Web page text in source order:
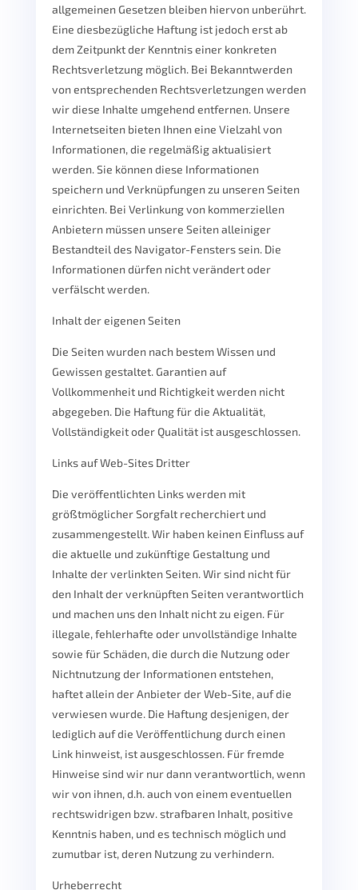
allgemeinen Gesetzen bleiben hiervon unberührt.
Eine diesbezügliche Haftung ist jedoch erst ab
dem Zeitpunkt der Kenntnis einer konkreten
Rechtsverletzung möglich. Bei Bekanntwerden
von entsprechenden Rechtsverletzungen werden
wir diese Inhalte umgehend entfernen. Unsere
Internetseiten bieten Ihnen eine Vielzahl von
Informationen, die regelmäßig aktualisiert
werden. Sie können diese Informationen
speichern und Verknüpfungen zu unseren Seiten
einrichten. Bei Verlinkung von kommerziellen
Anbietern müssen unsere Seiten alleiniger
Bestandteil des Navigator-Fensters sein. Die
Informationen dürfen nicht verändert oder
verfälscht werden.
Inhalt der eigenen Seiten
Die Seiten wurden nach bestem Wissen und
Gewissen gestaltet. Garantien auf
Vollkommenheit und Richtigkeit werden nicht
abgegeben. Die Haftung für die Aktualität,
Vollständigkeit oder Qualität ist ausgeschlossen.
Links auf Web-Sites Dritter
Die veröffentlichten Links werden mit
größtmöglicher Sorgfalt recherchiert und
zusammengestellt. Wir haben keinen Einfluss auf
die aktuelle und zukünftige Gestaltung und
Inhalte der verlinkten Seiten. Wir sind nicht für
den Inhalt der verknüpften Seiten verantwortlich
und machen uns den Inhalt nicht zu eigen. Für
illegale, fehlerhafte oder unvollständige Inhalte
sowie für Schäden, die durch die Nutzung oder
Nichtnutzung der Informationen entstehen,
haftet allein der Anbieter der Web-Site, auf die
verwiesen wurde. Die Haftung desjenigen, der
lediglich auf die Veröffentlichung durch einen
Link hinweist, ist ausgeschlossen. Für fremde
Hinweise sind wir nur dann verantwortlich, wenn
wir von ihnen, d.h. auch von einem eventuellen
rechtswidrigen bzw. strafbaren Inhalt, positive
Kenntnis haben, und es technisch möglich und
zumutbar ist, deren Nutzung zu verhindern.
Urheberrecht